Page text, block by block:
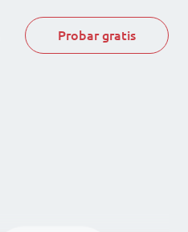
Probar gratis